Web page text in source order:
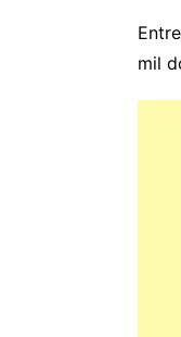
mil